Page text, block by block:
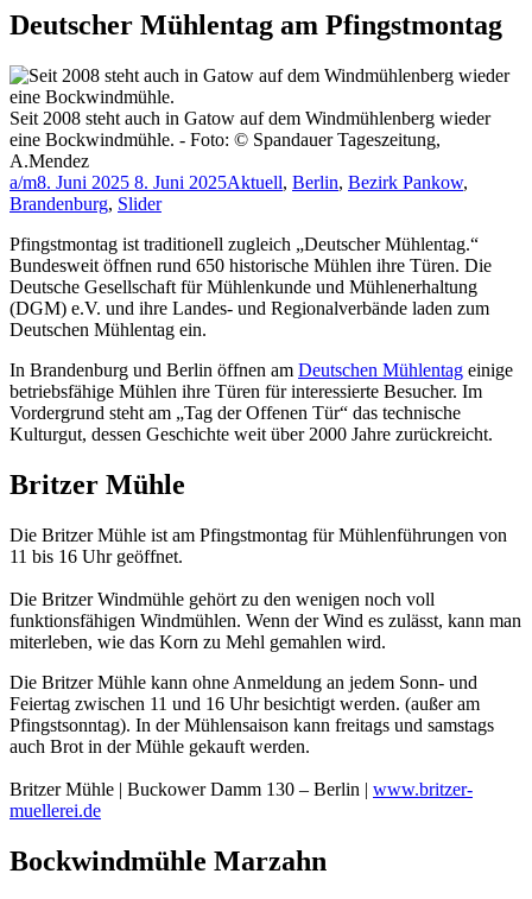
Deutscher Mühlentag am Pfingstmontag
Seit 2008 steht auch in Gatow auf dem Windmühlenberg wieder
eine Bockwindmühle. - Foto: © Spandauer Tageszeitung,
A.Mendez
a/m8. Juni 2025 8. Juni 2025Aktuell, Berlin, Bezirk Pankow,
Brandenburg, Slider
Pfingstmontag ist traditionell zugleich „Deutscher Mühlentag.“
Bundesweit öffnen rund 650 historische Mühlen ihre Türen. Die
Deutsche Gesellschaft für Mühlenkunde und Mühlenerhaltung
(DGM) e.V. und ihre Landes- und Regionalverbände laden zum
Deutschen Mühlentag ein.
In Brandenburg und Berlin öffnen am Deutschen Mühlentag einige
betriebsfähige Mühlen ihre Türen für interessierte Besucher. Im
Vordergrund steht am „Tag der Offenen Tür“ das technische
Kulturgut, dessen Geschichte weit über 2000 Jahre zurückreicht.
Britzer Mühle
Die Britzer Mühle ist am Pfingstmontag für Mühlenführungen von
11 bis 16 Uhr geöffnet.
Die Britzer Windmühle gehört zu den wenigen noch voll
funktionsfähigen Windmühlen. Wenn der Wind es zulässt, kann man
miterleben, wie das Korn zu Mehl gemahlen wird.
Die Britzer Mühle kann ohne Anmeldung an jedem Sonn- und
Feiertag zwischen 11 und 16 Uhr besichtigt werden. (außer am
Pfingstsonntag). In der Mühlensaison kann freitags und samstags
auch Brot in der Mühle gekauft werden.
Britzer Mühle | Buckower Damm 130 – Berlin | www.britzer-
muellerei.de
Bockwindmühle Marzahn